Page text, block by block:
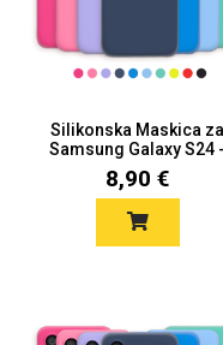
Silikonska Maskica za
Samsung Galaxy S24 -
Viš...
8,90 €